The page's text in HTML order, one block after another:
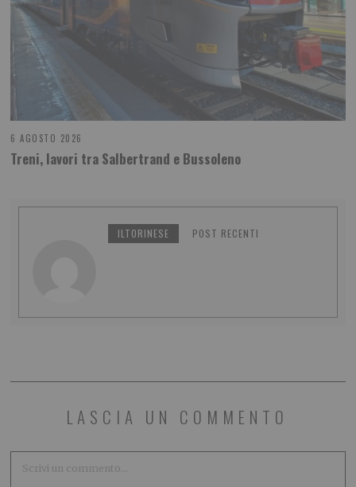
6 AGOSTO 2026
Treni, lavori tra Salbertrand e Bussoleno
ILTORINESE POST RECENTI
LASCIA UN COMMENTO